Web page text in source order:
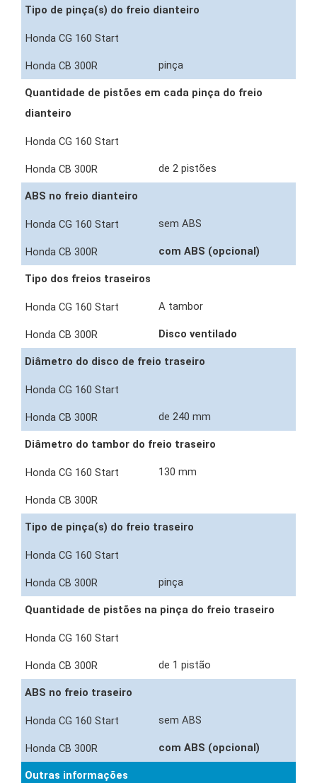
Tipo de pinça(s) do freio dianteiro
pinça
Quantidade de pistões em cada pinça do freio
dianteiro
de 2 pistões
ABS no freio dianteiro
sem ABS
com ABS (opcional)
Tipo dos freios traseiros
A tambor
Disco ventilado
Diâmetro do disco de freio traseiro
de 240 mm
Diâmetro do tambor do freio traseiro
130 mm
Tipo de pinça(s) do freio traseiro
pinça
Quantidade de pistões na pinça do freio traseiro
de 1 pistão
ABS no freio traseiro
sem ABS
com ABS (opcional)
Outras informações